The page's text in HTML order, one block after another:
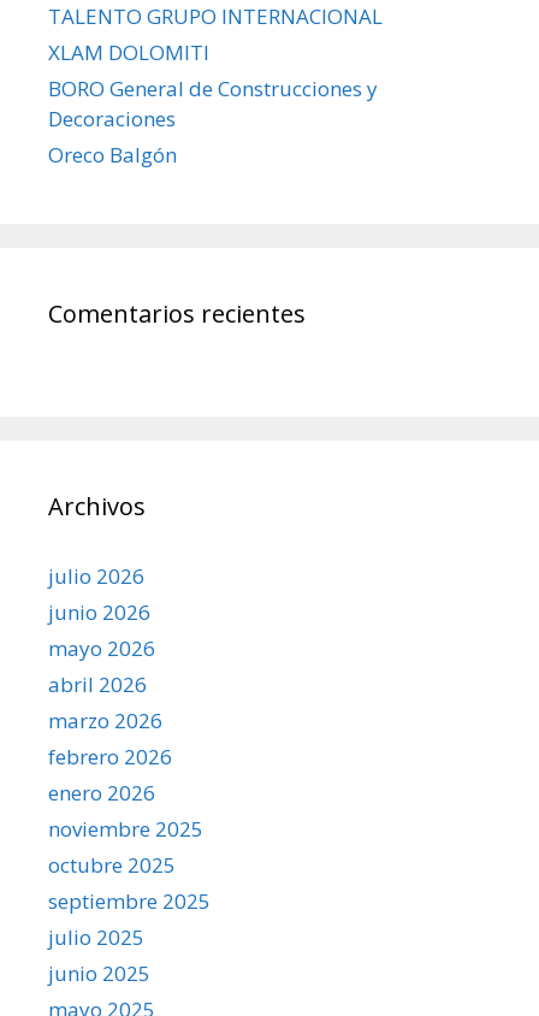
TALENTO GRUPO INTERNACIONAL
XLAM DOLOMITI
BORO General de Construcciones y
Decoraciones
Oreco Balgón
Comentarios recientes
Archivos
julio 2026
junio 2026
mayo 2026
abril 2026
marzo 2026
febrero 2026
enero 2026
noviembre 2025
octubre 2025
septiembre 2025
julio 2025
junio 2025
mayo 2025